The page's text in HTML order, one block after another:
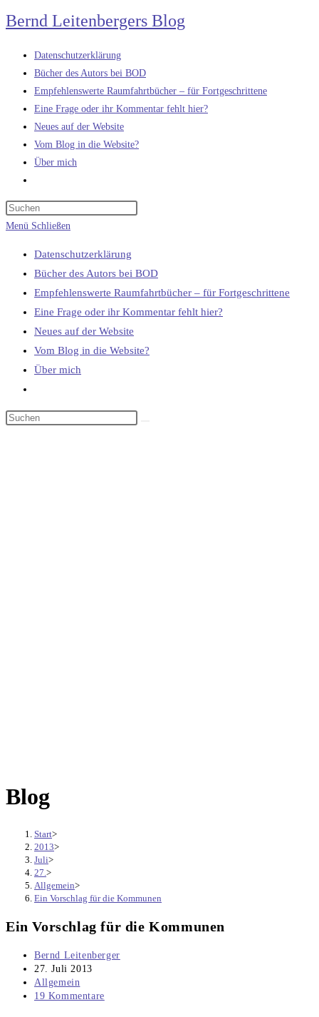
Zum
Inhalt
springen
Bernd Leitenbergers Blog
Datenschutzerklärung
Bücher des Autors bei BOD
Empfehlenswerte Raumfahrtbücher – für Fortgeschrittene
Eine Frage oder ihr Kommentar fehlt hier?
Neues auf der Website
Vom Blog in die Website?
Über mich
umschalten
Menü Schließen
Datenschutzerklärung
Bücher des Autors bei BOD
Empfehlenswerte Raumfahrtbücher – für Fortgeschrittene
Eine Frage oder ihr Kommentar fehlt hier?
Neues auf der Website
Vom Blog in die Website?
Über mich
umschalten
Blog
Start>
2013>
Juli>
27. >
Allgemein>
Ein Vorschlag für die Kommunen
Ein Vorschlag für die Kommunen
Beitrags-
Autor:
Bernd Leitenberger
Beitrag
veröffentlicht:
27. Juli 2013
Beitrags-
Kategorie:
Allgemein
Beitrags-
19 Kommentare